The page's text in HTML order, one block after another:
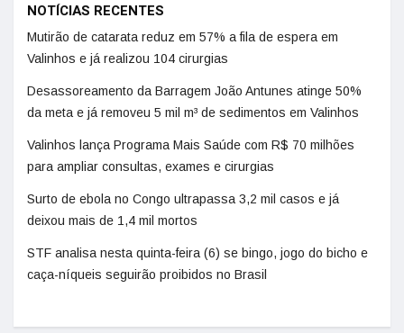
NOTÍCIAS RECENTES
Mutirão de catarata reduz em 57% a fila de espera em
Valinhos e já realizou 104 cirurgias
Desassoreamento da Barragem João Antunes atinge 50%
da meta e já removeu 5 mil m³ de sedimentos em Valinhos
Valinhos lança Programa Mais Saúde com R$ 70 milhões
para ampliar consultas, exames e cirurgias
Surto de ebola no Congo ultrapassa 3,2 mil casos e já
deixou mais de 1,4 mil mortos
STF analisa nesta quinta-feira (6) se bingo, jogo do bicho e
caça-níqueis seguirão proibidos no Brasil